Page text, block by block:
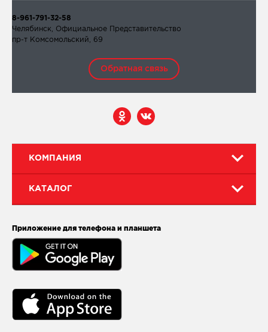
КОМПАНИЯ
КАТАЛОГ
Приложение для телефона и планшета
8-961-791-32-58
Челябинск, Официальное Представительство
пр-т Комсомольский, 69
Обратная связь